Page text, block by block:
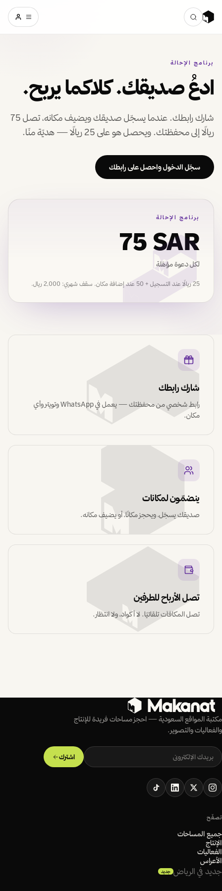
برنامج الإحالة
ادعُ صديقك. كلاكما يربح.
شارك رابطك. عندما يسجّل صديقك ويضيف مكانه، تصل 75
ريالًا إلى محفظتك. ويحصل هو على 25 ريالًا — هديّة منّا.
سجّل الدخول واحصل على رابطك
برنامج الإحالة
75 SAR
لكل دعوة مؤهّلة
25 ريالًا عند التسجيل + 50 عند إضافة مكان. سقف شهري: 2,000 ريال.
شارك رابطك
رابط شخصي من محفظتك — يعمل في WhatsApp وتويتر وأي
مكان.
ينضمّون لمكانات
صديقك يسجّل، ويحجز مكانًا، أو يضيف مكانه.
تصل الأرباح للطرفين
تصل المكافآت تلقائيًا. لا أكواد، ولا انتظار.
مكتبة المواقع السعودية — احجز مساحات فريدة للإنتاج
والفعاليات والتصوير.
اشترك
تصفّح
جميع المساحات
الإنتاج
الفعاليات
الأعراس
جديد في الرياض جديد